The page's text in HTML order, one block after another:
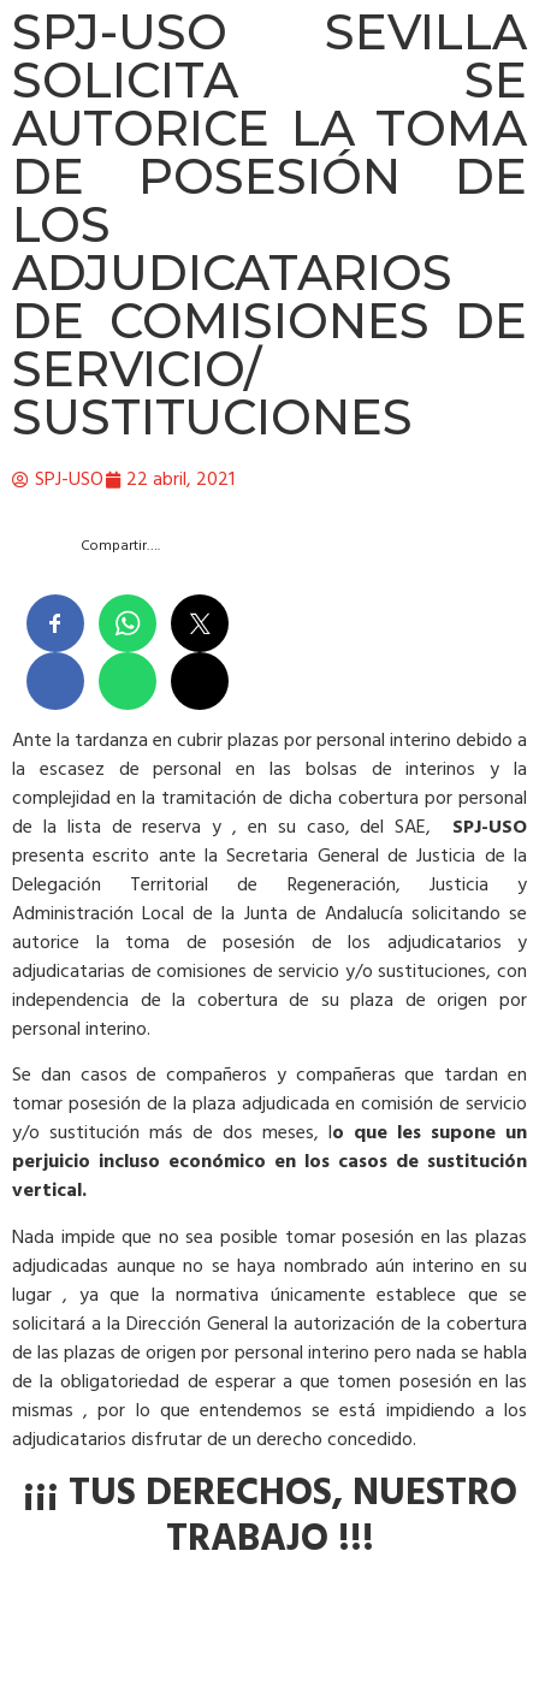
SPJ-USO SEVILLA
SOLICITA SE
AUTORICE LA TOMA
DE POSESIÓN DE
LOS
ADJUDICATARIOS
DE COMISIONES DE
SERVICIO/
SUSTITUCIONES
SPJ-USO 22 abril, 2021
Compartir….
Ante la tardanza en cubrir plazas por personal interino debido a
la escasez de personal en las bolsas de interinos y la
complejidad en la tramitación de dicha cobertura por personal
de la lista de reserva y , en su caso, del SAE, SPJ-USO
presenta escrito ante la Secretaria General de Justicia de la
Delegación Territorial de Regeneración, Justicia y
Administración Local de la Junta de Andalucía solicitando se
autorice la toma de posesión de los adjudicatarios y
adjudicatarias de comisiones de servicio y/o sustituciones, con
independencia de la cobertura de su plaza de origen por
personal interino.
Se dan casos de compañeros y compañeras que tardan en
tomar posesión de la plaza adjudicada en comisión de servicio
y/o sustitución más de dos meses, lo que les supone un
perjuicio incluso económico en los casos de sustitución
vertical.
Nada impide que no sea posible tomar posesión en las plazas
adjudicadas aunque no se haya nombrado aún interino en su
lugar , ya que la normativa únicamente establece que se
solicitará a la Dirección General la autorización de la cobertura
de las plazas de origen por personal interino pero nada se habla
de la obligatoriedad de esperar a que tomen posesión en las
mismas , por lo que entendemos se está impidiendo a los
adjudicatarios disfrutar de un derecho concedido.
¡¡¡ TUS DERECHOS, NUESTRO
TRABAJO !!!